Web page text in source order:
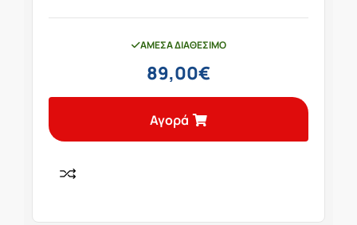
ΆΜΕΣΑ ΔΙΑΘΈΣΙΜΟ
89,00€
Αγορά